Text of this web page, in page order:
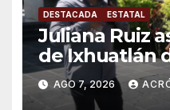
DESTACADA ESTATAL
Juliana Ruiz
de Ixhuatlán
AGO 7, 2026